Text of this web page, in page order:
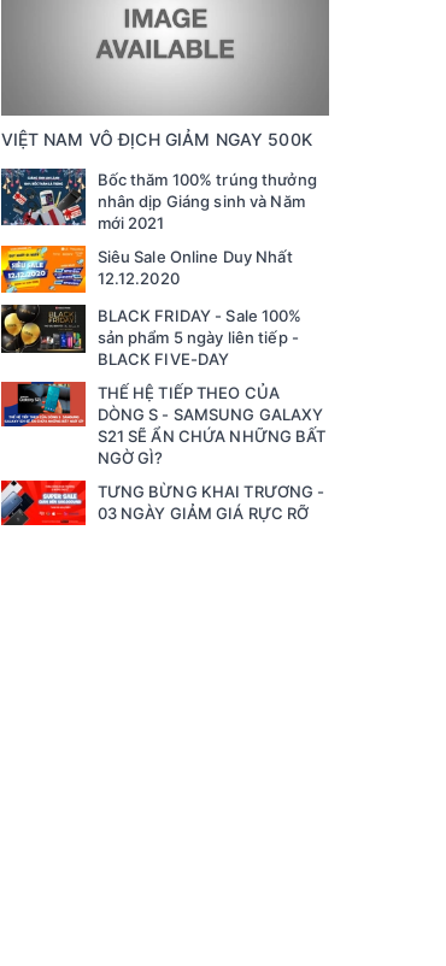
VIỆT NAM VÔ ĐỊCH GIẢM NGAY 500K
Bốc thăm 100% trúng thưởng
nhân dịp Giáng sinh và Năm
mới 2021
Siêu Sale Online Duy Nhất
12.12.2020
BLACK FRIDAY - Sale 100%
sản phẩm 5 ngày liên tiếp -
BLACK FIVE-DAY
THẾ HỆ TIẾP THEO CỦA
DÒNG S - SAMSUNG GALAXY
S21 SẼ ẨN CHỨA NHỮNG BẤT
NGỜ GÌ?
TƯNG BỪNG KHAI TRƯƠNG -
03 NGÀY GIẢM GIÁ RỰC RỠ